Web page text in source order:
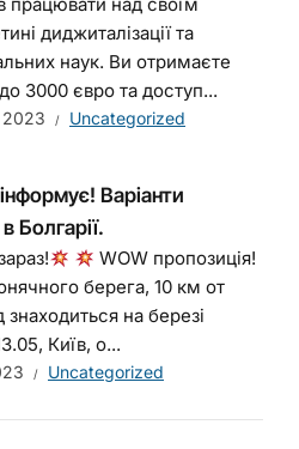
диджиталізації та
наук. Ви отримаєте
3000 євро та доступ...
2023 Uncategorized
Варіанти
Болгарії.
WOW пропозиція!
берега, 10 км от
на березі
Київ, о...
Uncategorized